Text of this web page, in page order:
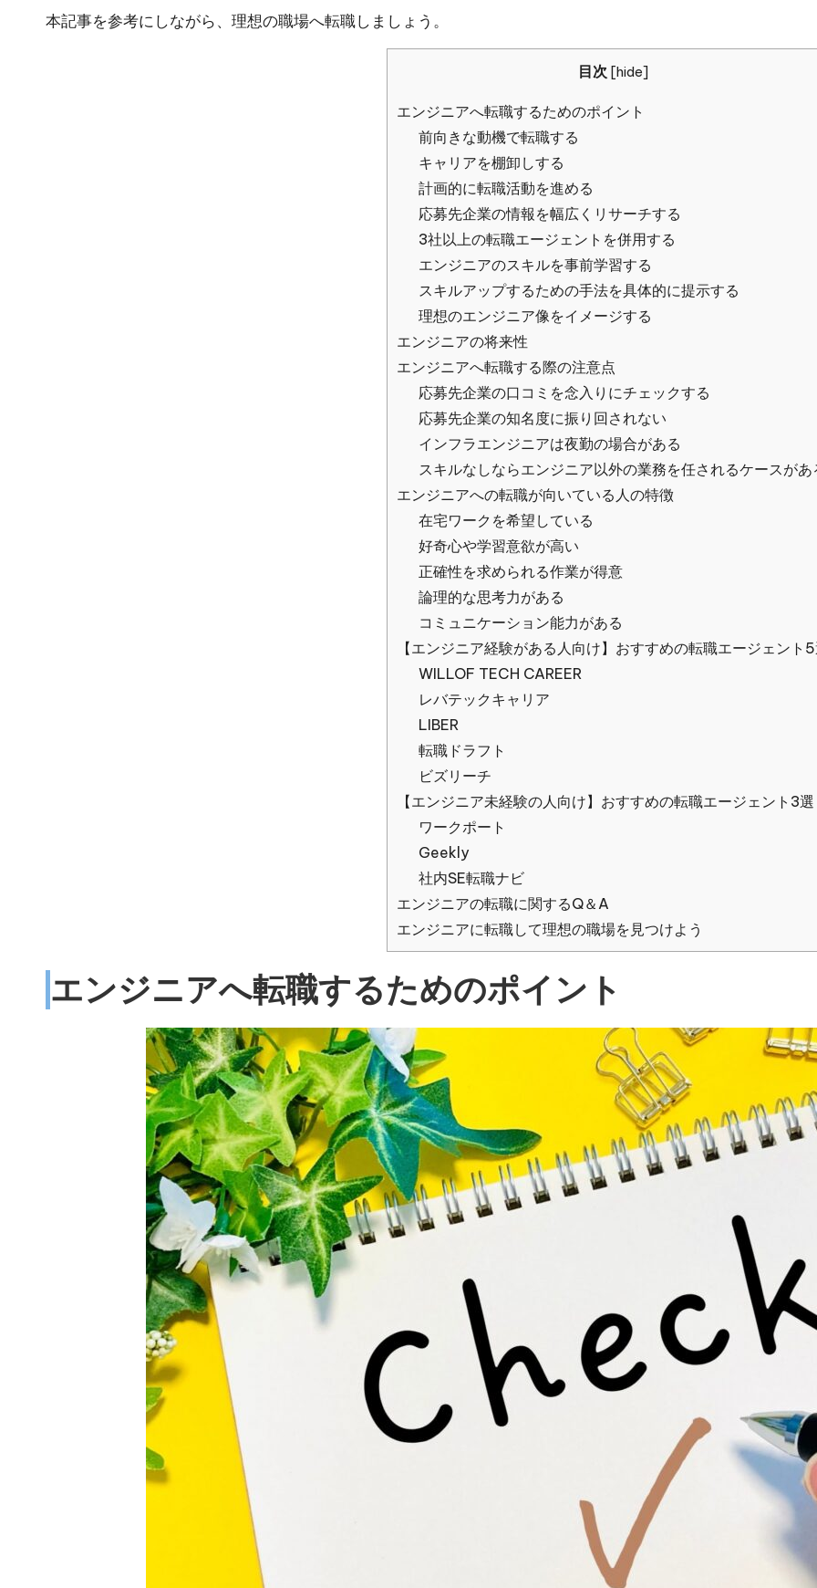
本記事を参考にしながら、理想の職場へ転職しましょう。
目次 [hide]
エンジニアへ転職するためのポイント
前向きな動機で転職する
キャリアを棚卸しする
計画的に転職活動を進める
応募先企業の情報を幅広くリサーチする
3社以上の転職エージェントを併用する
エンジニアのスキルを事前学習する
スキルアップするための手法を具体的に提示する
理想のエンジニア像をイメージする
エンジニアの将来性
エンジニアへ転職する際の注意点
応募先企業の口コミを念入りにチェックする
応募先企業の知名度に振り回されない
インフラエンジニアは夜勤の場合がある
スキルなしならエンジニア以外の業務を任されるケースがあ
エンジニアへの転職が向いている人の特徴
在宅ワークを希望している
好奇心や学習意欲が高い
正確性を求められる作業が得意
論理的な思考力がある
コミュニケーション能力がある
【エンジニア経験がある人向け】おすすめの転職エージェント
WILLOF TECH CAREER
レバテックキャリア
LIBER
転職ドラフト
ビズリーチ
【エンジニア未経験の人向け】おすすめの転職エージェント3選
ワークポート
Geekly
社内SE転職ナビ
エンジニアの転職に関するQ＆A
エンジニアに転職して理想の職場を見つけよう
エンジニアへ転職するためのポイント